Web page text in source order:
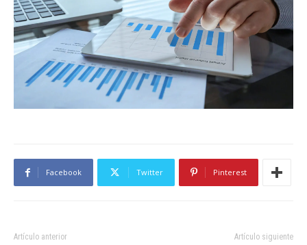
Facebook Twitter Pinterest
Artículo anterior Artículo siguiente